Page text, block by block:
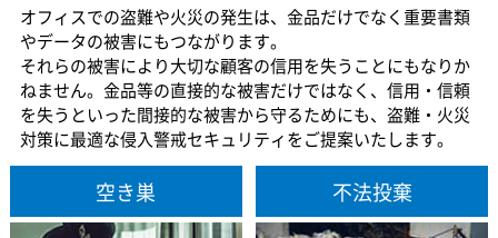
オフィスでの盗難や火災の発生は、金品だけでなく重要書類
やデータの被害にもつながります。
それらの被害により大切な顧客の信用を失うことにもなりか
ねません。金品等の直接的な被害だけではなく、信用・信頼
を失うといった間接的な被害から守るためにも、盗難・火災
対策に最適な侵入警戒セキュリティをご提案いたします。
空き巣 不法投棄